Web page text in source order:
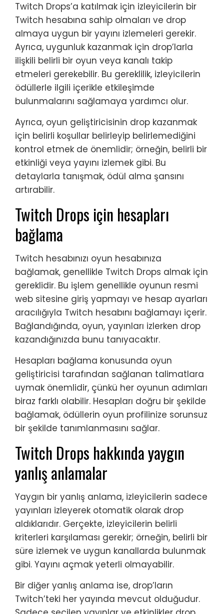
Twitch Drops’a katılmak için izleyicilerin bir
Twitch hesabına sahip olmaları ve drop
almaya uygun bir yayını izlemeleri gerekir.
Ayrıca, uygunluk kazanmak için drop’larla
ilişkili belirli bir oyun veya kanalı takip
etmeleri gerekebilir. Bu gereklilik, izleyicilerin
ödüllerle ilgili içerikle etkileşimde
bulunmalarını sağlamaya yardımcı olur.
Ayrıca, oyun geliştiricisinin drop kazanmak
için belirli koşullar belirleyip belirlemediğini
kontrol etmek de önemlidir; örneğin, belirli bir
etkinliği veya yayını izlemek gibi. Bu
detaylarla tanışmak, ödül alma şansını
artırabilir.
Twitch Drops için hesapları
bağlama
Twitch hesabınızı oyun hesabınıza
bağlamak, genellikle Twitch Drops almak için
gereklidir. Bu işlem genellikle oyunun resmi
web sitesine giriş yapmayı ve hesap ayarları
aracılığıyla Twitch hesabını bağlamayı içerir.
Bağlandığında, oyun, yayınları izlerken drop
kazandığınızda bunu tanıyacaktır.
Hesapları bağlama konusunda oyun
geliştiricisi tarafından sağlanan talimatlara
uymak önemlidir, çünkü her oyunun adımları
biraz farklı olabilir. Hesapları doğru bir şekilde
bağlamak, ödüllerin oyun profilinize sorunsuz
bir şekilde tanımlanmasını sağlar.
Twitch Drops hakkında yaygın
yanlış anlamalar
Yaygın bir yanlış anlama, izleyicilerin sadece
yayınları izleyerek otomatik olarak drop
aldıklarıdır. Gerçekte, izleyicilerin belirli
kriterleri karşılaması gerekir; örneğin, belirli bir
süre izlemek ve uygun kanallarda bulunmak
gibi. Yayını açmak yeterli olmayabilir.
Bir diğer yanlış anlama ise, drop’ların
Twitch’teki her yayında mevcut olduğudur.